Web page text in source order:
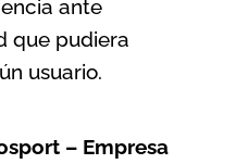
ante
que pudiera
usuario.
– Empresa